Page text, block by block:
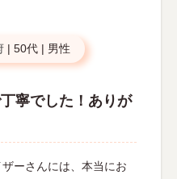
| 50代 | 男性
寧でした！ありが
ーさんには、本当にお